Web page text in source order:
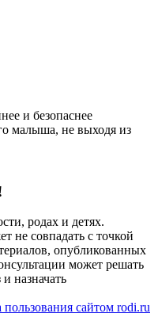
и безопаснее
малыша, не выходя из
родах и детях.
не совпадать с точкой
опубликованных
может решать
назначать
сайтом rodi.ru